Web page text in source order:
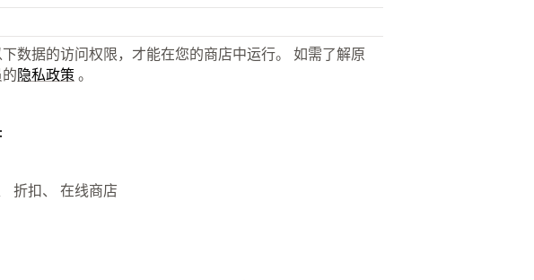
数据的访问权限，才能在您的商店中运行。 如需了解原
隐私政策 。
折扣、 在线商店